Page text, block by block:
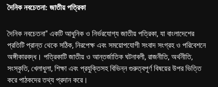
দৈনিক নবচেতনা: জাতীয় পত্রিকা
দৈনিক নবচেতনা" একটি আধুনিক ও নির্ভরযোগ্য জাতীয় পত্রিকা, যা বাংলাদেশের
প্রতিটি প্রান্ত থেকে সঠিক, নিরপেক্ষ এবং সময়োপযোগী সংবাদ সংগ্রহ ও পরিবেশনে
অঙ্গীকারবদ্ধ। পত্রিকাটি জাতীয় ও আন্তর্জাতিক ঘটনাবলী, রাজনীতি, অর্থনীতি,
সংস্কৃতি, খেলাধুলা, শিক্ষা এবং প্রযুক্তিসহ বিভিন্ন গুরুত্বপূর্ণ বিষয়ের উপর ভিত্তি
করে পাঠকদের তথ্য প্রদান করে।